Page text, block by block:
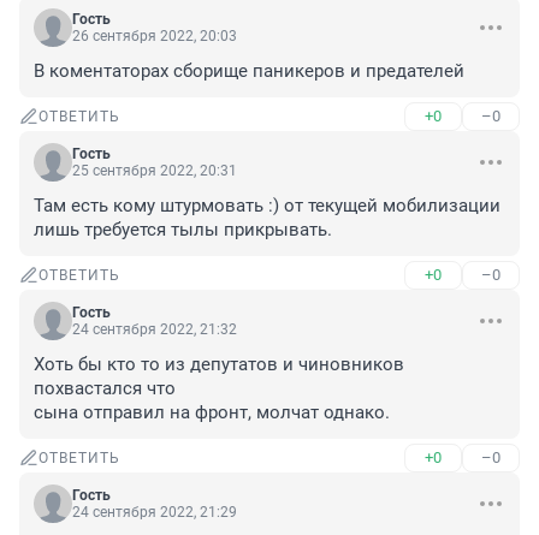
Гость
26 сентября 2022, 20:03
В коментаторах сборище паникеров и предателей
ОТВЕТИТЬ +0 –0
Гость
25 сентября 2022, 20:31
Там есть кому штурмовать :) от текущей мобилизации
лишь требуется тылы прикрывать.
ОТВЕТИТЬ +0 –0
Гость
24 сентября 2022, 21:32
Хоть бы кто то из депутатов и чиновников
похвастался что
сына отправил на фронт, молчат однако.
ОТВЕТИТЬ +0 –0
Гость
24 сентября 2022, 21:29